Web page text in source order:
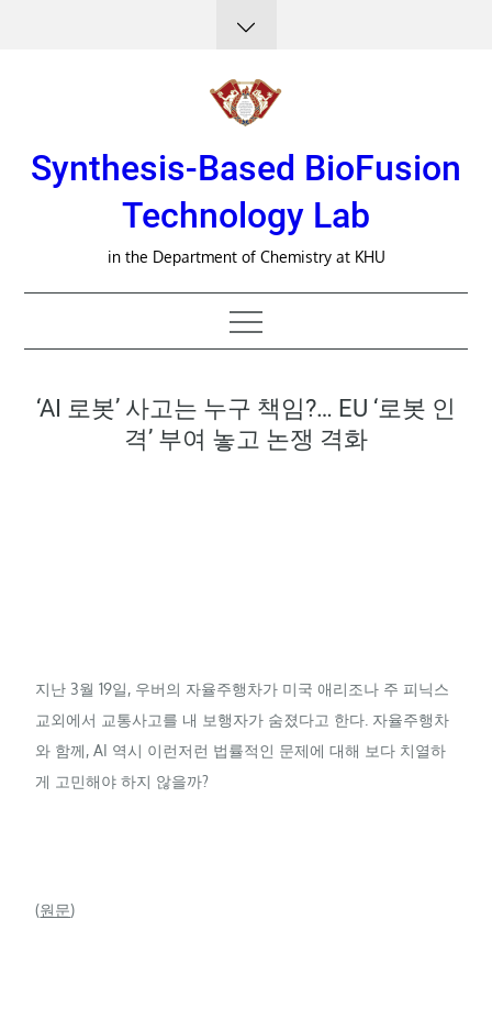
Synthesis-Based BioFusion
Technology Lab
in the Department of Chemistry at KHU
‘AI 로봇’ 사고는 누구 책임?… EU ‘로봇 인
격’ 부여 놓고 논쟁 격화
지난 3월 19일, 우버의 자율주행차가 미국 애리조나 주 피닉스
교외에서 교통사고를 내 보행자가 숨졌다고 한다. 자율주행차
와 함께, AI 역시 이런저런 법률적인 문제에 대해 보다 치열하
게 고민해야 하지 않을까?
(원문)